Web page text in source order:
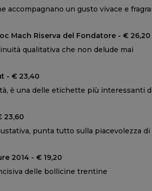
accompagnano un gusto vivace e
Mach Riserva del Fondatore - € 26,20
qualitativa che non delude mai
- € 23,40
è una delle etichette più interessanti
23,60
punta tutto sulla piacevolezza di
2014 - € 19,20
delle bollicine trentine